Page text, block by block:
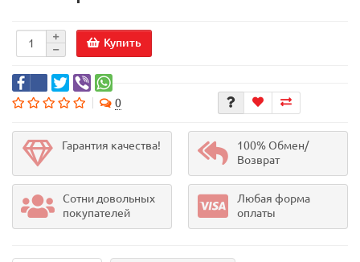
Купить
0
Гарантия качества!
100% Обмен/
Возврат
Сотни довольных
покупателей
Любая форма
оплаты